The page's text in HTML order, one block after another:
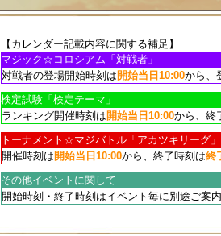
【カレンダー記載内容に関する補足】
マジック☆コロシアム「対戦者」
対戦者の登場開始時刻は 開始当日10:00から、
検定試験「検定テーマ」
ランキング開催時刻は 開始当日10:00から、終
トーナメント☆マジバトル「アカツキリーグ」
開催時刻は 開始当日10:00から、終了時刻は終
その他イベントに関して
開始時刻・終了時刻はイベント毎に別途ご案